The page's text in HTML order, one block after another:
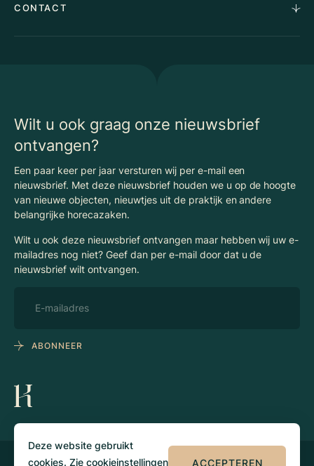
Deze website gebruikt
cookies. Zie cookieinstellingen ACCEPTEREN
Advies
Vacatures
Algemene voorwaarden
Vergunningen
CONTACT
Wilt u ook graag onze nieuwsbrief
ontvangen?
Een paar keer per jaar versturen wij per e-mail een
nieuwsbrief. Met deze nieuwsbrief houden we u op de hoogte
van nieuwe objecten, nieuwtjes uit de praktijk en andere
belangrijke horecazaken.
Wilt u ook deze nieuwsbrief ontvangen maar hebben wij uw e-
mailadres nog niet? Geef dan per e-mail door dat u de
nieuwsbrief wilt ontvangen.
ABONNEER